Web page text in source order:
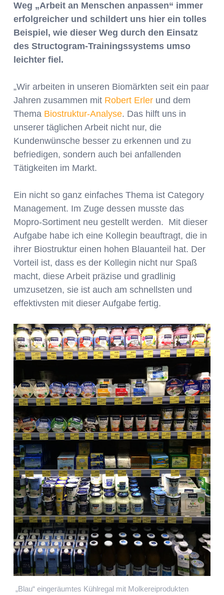
Weg „Arbeit an Menschen anpassen“ immer
erfolgreicher und schildert uns hier ein tolles
Beispiel, wie dieser Weg durch den Einsatz
des Structogram-Trainingssystems umso
leichter fiel.
„Wir arbeiten in unseren Biomärkten seit ein paar
Jahren zusammen mit Robert Erler und dem
Thema Biostruktur-Analyse. Das hilft uns in
unserer täglichen Arbeit nicht nur, die
Kundenwünsche besser zu erkennen und zu
befriedigen, sondern auch bei anfallenden
Tätigkeiten im Markt.
Ein nicht so ganz einfaches Thema ist Category
Management. Im Zuge dessen musste das
Mopro-Sortiment neu gestellt werden. Mit dieser
Aufgabe habe ich eine Kollegin beauftragt, die in
ihrer Biostruktur einen hohen Blauanteil hat. Der
Vorteil ist, dass es der Kollegin nicht nur Spaß
macht, diese Arbeit präzise und gradlinig
umzusetzen, sie ist auch am schnellsten und
effektivsten mit dieser Aufgabe fertig.
„Blau“ eingeräumtes Kühlregal mit Molkereiprodukten